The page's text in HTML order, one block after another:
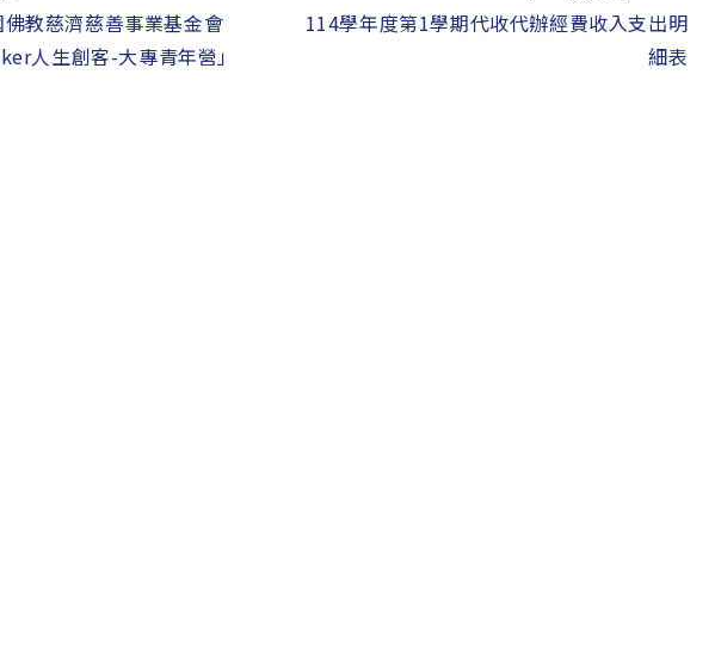
教慈濟慈善事業基金會
人生創客-大專青年營」
114學年度第1學期代收代辦經費收入支出明
細表